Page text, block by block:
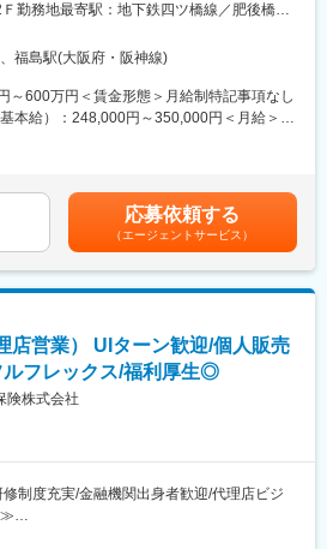
まで）が在籍しています。数理、会計、運
分野のプロフェッショナルが1フロアで働い
産運用の部隊の方と関わりますが、他のチー
い雰囲気です。成長意欲を持っている方で
プレイングマネージャーとしてチームのマ
担当いただくことを期待しています。
やリモートワークも活用できる環境が整っ
学習時間の確保や、プライベートとの両立
魅力です。
おります。
に対して車両、機械、設備などの資産を貸
初期投資を避けて資産を一定期間使用でき
了すると、顧客は資産の返却、再リース、
最新設備の使用と財務上の柔軟性が確保さ
顧客のリース更新を目指します。
ンダー（メーカーや商社）を定期的に訪問
ザー企業の財務状況や経営状況に合わせた
ない”のが特徴です。案件の魅力でお客様に
た仕組みを他の分野にも広げてきたこと
勤務地最寄駅：地下鉄四ツ橋線／肥後橋駅
面禁煙変更の範囲：会社の定める事業所
）
福島駅(大阪府・阪神線)
～600万円＜賃金形態＞月給制特記事項なし
本給）：248,000円～350,000円＜月給＞
応募依頼する
（エージェントサービス）
店営業） UIターン歓迎/個人販売
フレックス/福利厚生◎
険株式会社
制度充実/金融機関出身者歓迎/代理店ビジ
≫